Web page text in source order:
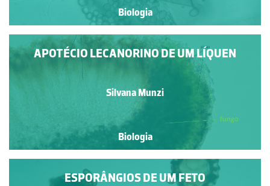
Biologia
APOTÉCIO LECANORINO DE UM LÍQUEN
Silvana Munzi
Biologia
ESPORÂNGIOS DE UM FETO